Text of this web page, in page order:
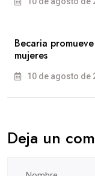
Becaria
mujeres
10 de agosto de
Deja un